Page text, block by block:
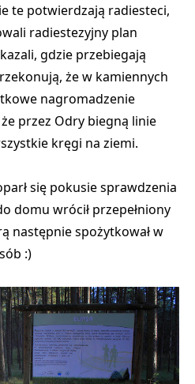
te potwierdzają radiesteci,
radiestezyjny plan
gdzie przebiegają
że w kamiennych
nagromadzenie
przez Odry biegną linie
kręgi na ziemi.
się pokusie sprawdzenia
domu wrócił przepełniony
następnie spożytkował w
:)